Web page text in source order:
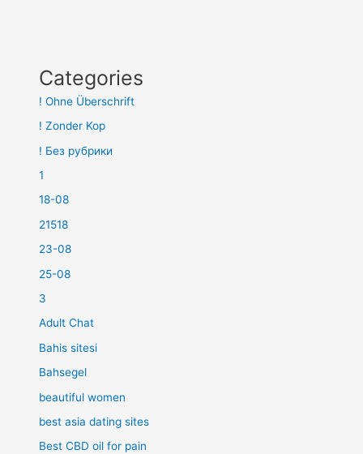
Categories
! Ohne Überschrift
! Zonder Kop
! Без рубрики
1
18-08
21518
23-08
25-08
3
Adult Chat
Bahis sitesi
Bahsegel
beautiful women
best asia dating sites
Best CBD oil for pain